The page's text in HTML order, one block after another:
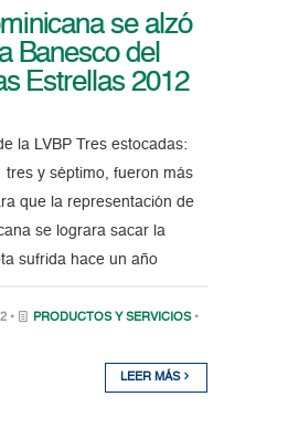
se alzó
Banesco del
Estrellas 2012
la LVBP Tres estocadas:
y séptimo, fueron más
que la representación de
se lograra sacar la
sufrida hace un año
• PRODUCTOS Y SERVICIOS •
LEER MÁS